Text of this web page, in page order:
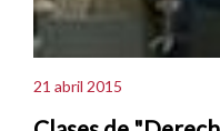
21 abril 2015